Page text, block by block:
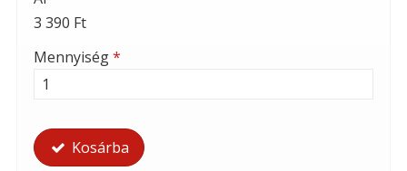
3 390 Ft
Mennyiség*
Kosárba